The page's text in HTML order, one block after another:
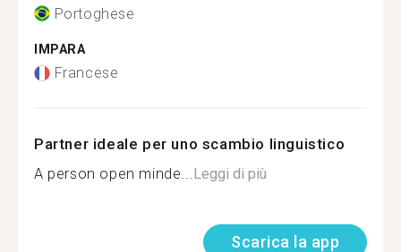
Portoghese
IMPARA
Francese
Partner ideale per uno scambio linguistico
A person open minde...Leggi di più
Scarica la app